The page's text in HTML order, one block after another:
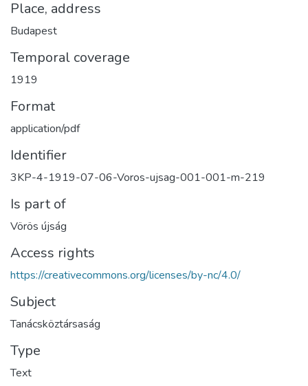
Place, address
Budapest
Temporal coverage
1919
Format
application/pdf
Identifier
3KP-4-1919-07-06-Voros-ujsag-001-001-m-219
Is part of
Vörös újság
Access rights
https://creativecommons.org/licenses/by-nc/4.0/
Subject
Tanácsköztársaság
Type
Text